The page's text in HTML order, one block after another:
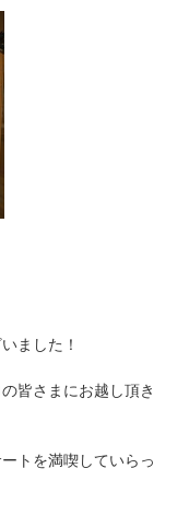
ました！
皆さまにお越し頂き
トを満喫していらっ